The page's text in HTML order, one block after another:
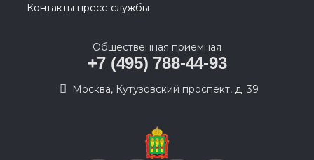
Контакты пресс-службы
Общественная приемная
+7 (495) 788-44-93
Москва, Кутузовский проспект, д. 39